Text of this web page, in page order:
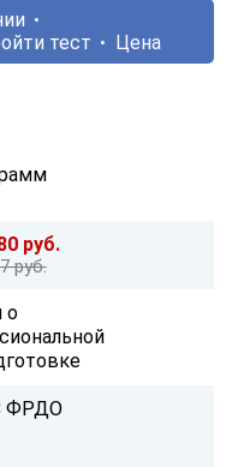
тест Цена
руб.
руб.
о
ФРДО